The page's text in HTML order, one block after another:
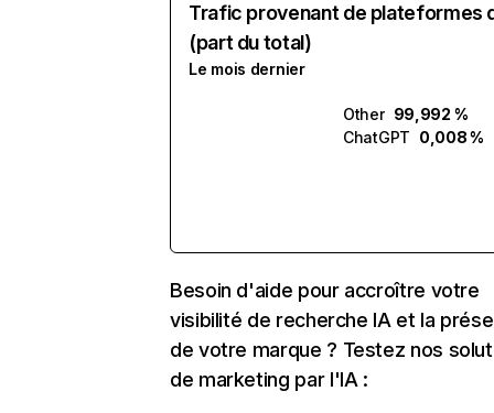
Trafic provenant de plateformes
(part du total)
Le mois dernier
Other 99,992 %
ChatGPT 0,008 %
Besoin d'aide pour accroître votre
visibilité de recherche IA et la
de votre marque ? Testez nos
de marketing par l'IA :